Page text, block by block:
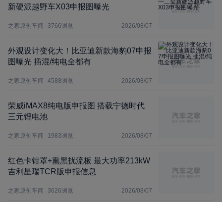
新硬派越野车X03申报图曝光
之家原创车闻 3766浏览 2026/08/07
外观设计变化大！比亚迪新款海豹07申报
图曝光 插混/纯电全都有
之家原创车闻 4588浏览 2026/08/07
荣威iMAX8纯电版申报图 搭载宁德时代
三元锂电池
之家原创车闻 1983浏览 2026/08/07
红色卡钳罩+熏黑扰流板 最大功率213kW
吉利星瑞TCR版申报信息
之家原创车闻 3626浏览 2026/08/07